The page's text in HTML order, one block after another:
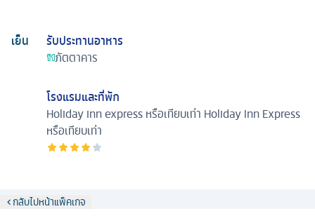
เย็น
รับประทานอาหาร
ภัตตาคาร
โรงแรมและที่พัก
Holiday inn express หรือเทียบเท่า Holiday Inn Express
หรือเทียบเท่า
กลับไปหน้าแพ็คเกจ